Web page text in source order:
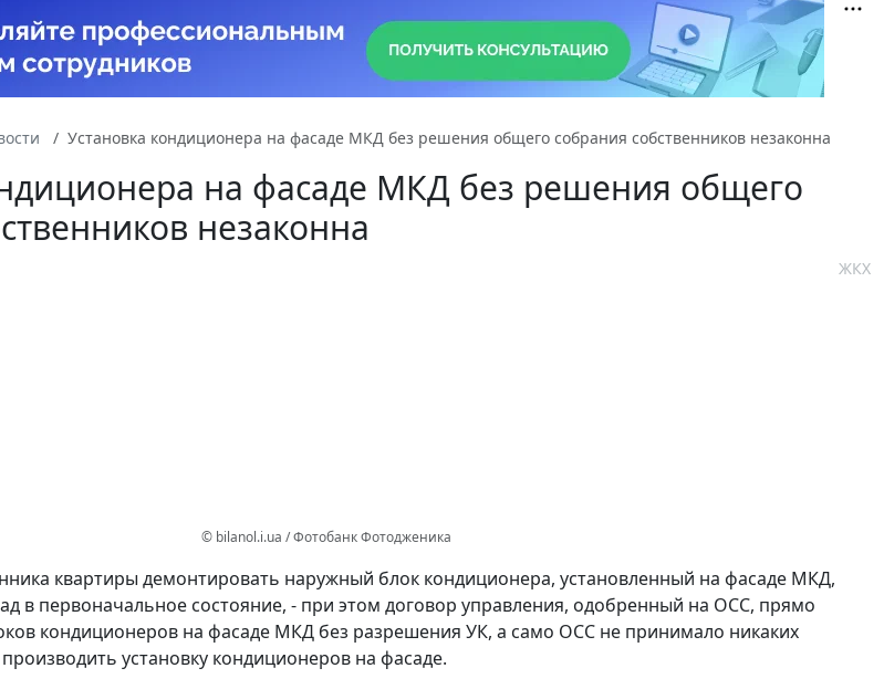
Установка кондиционера на фасаде МКД без решения общего собрания собственников незаконна
на фасаде МКД без решения общего
незаконна
ЖКХ
© bilanol.i.ua / Фотобанк Фотодженика
квартиры демонтировать наружный блок кондиционера, установленный на фасаде МКД,
в первоначальное состояние, - при этом договор управления, одобренный на ОСС, прямо
кондиционеров на фасаде МКД без разрешения УК, а само ОСС не принимало никаких
установку кондиционеров на фасаде.